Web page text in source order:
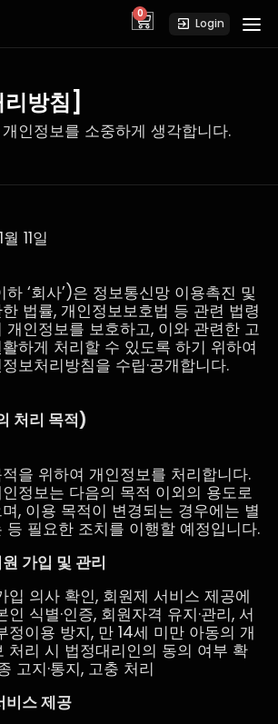
0
cart Login
방침]
인정보를 소중하게 생각합니다.
11일
하 ‘회사’)은 정보통신망 이용촉진 및
법률, 개인정보보호법 등 관련 법령
개인정보를 보호하고, 이와 관련한 고
하게 처리할 수 있도록 하기 위하여
보처리방침을 수립·공개합니다.
처리 목적)
을 위하여 개인정보를 처리합니다.
정보는 다음의 목적 이외의 용도로
, 이용 목적이 변경되는 경우에는 별
등 필요한 조치를 이행할 예정입니다.
가입 및 관리
입 의사 확인, 회원제 서비스 제공에
인 식별·인증, 회원자격 유지·관리, 서
정이용 방지, 만 14세 미만 아동의 개
처리 시 법정대리인의 동의 여부 확
고지·통지, 고충 처리
비스 제공